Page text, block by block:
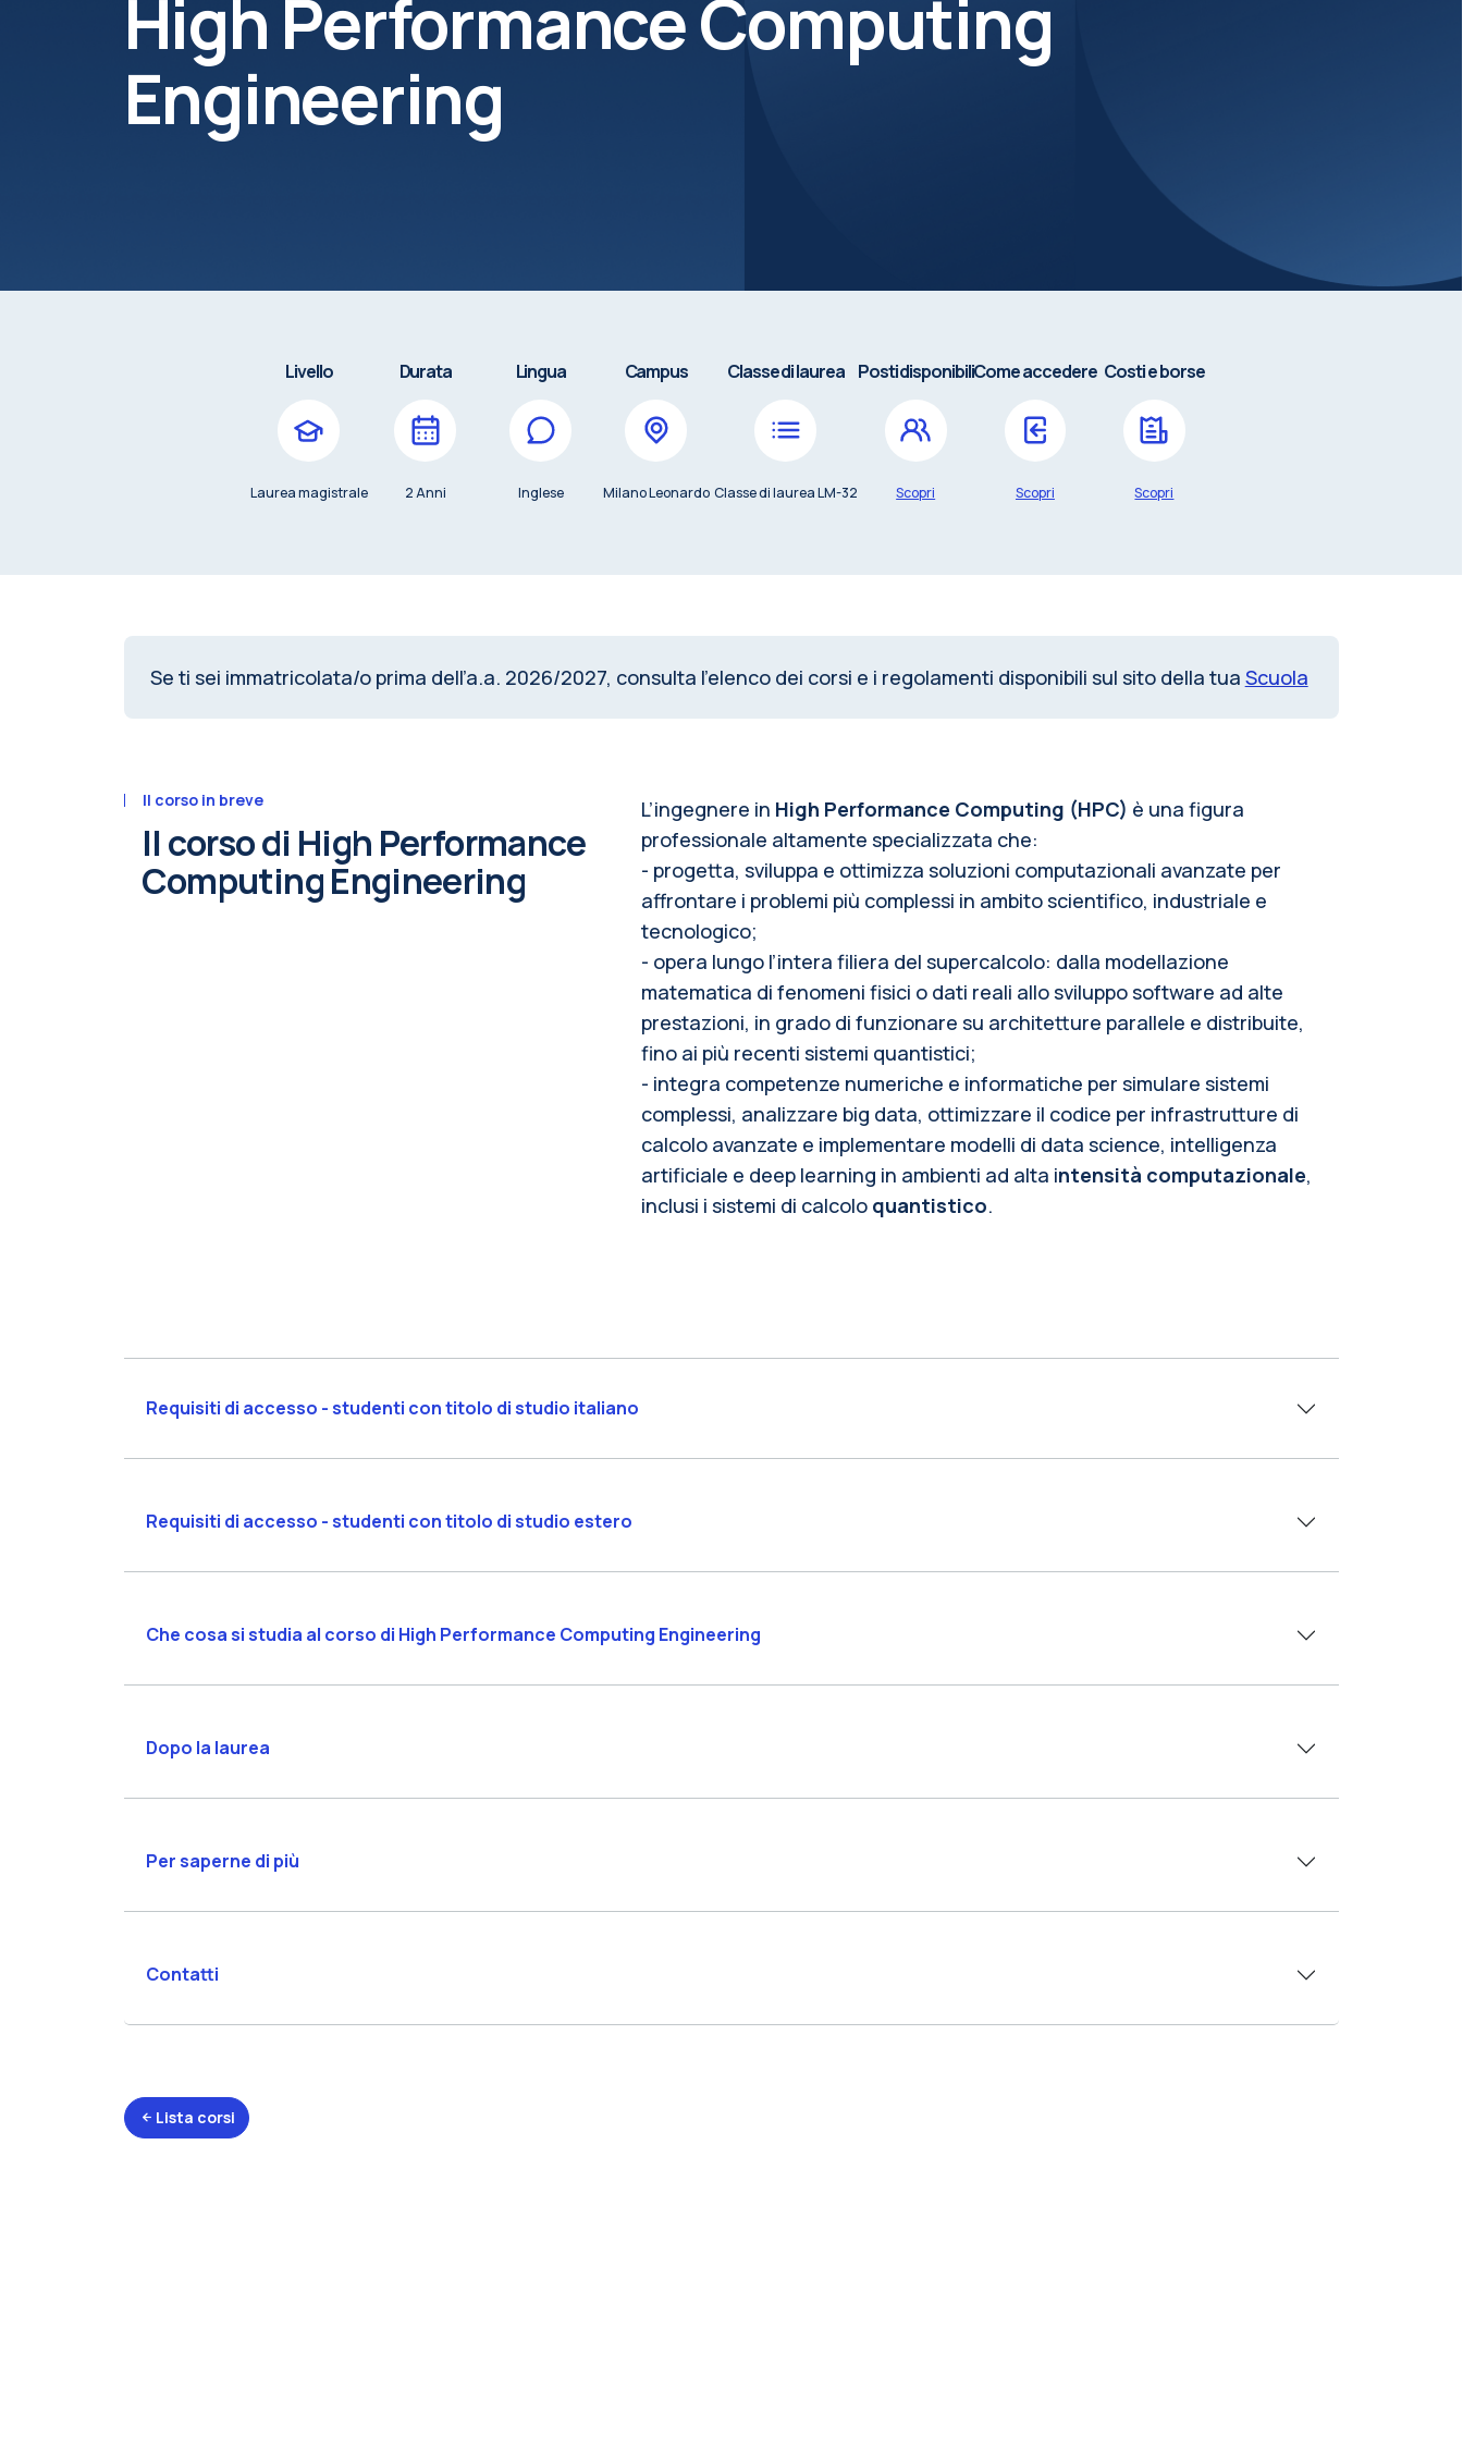
High Performance Computing
Engineering
Livello
Laurea magistrale
Durata
2 Anni
Lingua
Inglese
Campus
Milano Leonardo
Classe di laurea
Classe di laurea LM-32
Posti disponibili
Scopri
Come accedere
Scopri
Costi e borse
Scopri
Se ti sei immatricolata/o prima dell’a.a. 2026/2027, consulta l’elenco dei corsi e i regolamenti disponibili sul sito della tua Scuola
Il corso in breve
Il corso di High Performance
Computing Engineering
L’ingegnere in High Performance Computing (HPC) è una figura
professionale altamente specializzata che:
- progetta, sviluppa e ottimizza soluzioni computazionali avanzate per
affrontare i problemi più complessi in ambito scientifico, industriale e
tecnologico;
- opera lungo l’intera filiera del supercalcolo: dalla modellazione
matematica di fenomeni fisici o dati reali allo sviluppo software ad alte
prestazioni, in grado di funzionare su architetture parallele e distribuite,
fino ai più recenti sistemi quantistici;
- integra competenze numeriche e informatiche per simulare sistemi
complessi, analizzare big data, ottimizzare il codice per infrastrutture di
calcolo avanzate e implementare modelli di data science, intelligenza
artificiale e deep learning in ambienti ad alta intensità computazionale,
inclusi i sistemi di calcolo quantistico.
Requisiti di accesso - studenti con titolo di studio italiano
Requisiti di accesso - studenti con titolo di studio estero
Che cosa si studia al corso di High Performance Computing Engineering
Dopo la laurea
Per saperne di più
Contatti
Lista corsi